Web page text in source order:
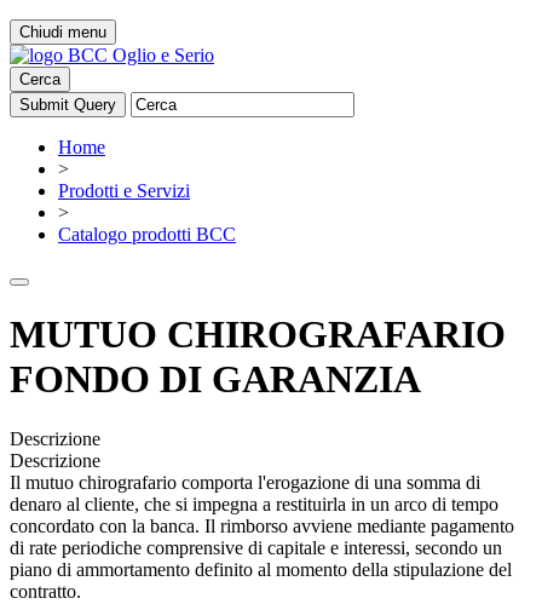
Chiudi menu
Cerca
Home
>
Prodotti e Servizi
>
Catalogo prodotti BCC
MUTUO CHIROGRAFARIO
FONDO DI GARANZIA
Descrizione
Descrizione
Il mutuo chirografario comporta l'erogazione di una somma di
denaro al cliente, che si impegna a restituirla in un arco di tempo
concordato con la banca. Il rimborso avviene mediante pagamento
di rate periodiche comprensive di capitale e interessi, secondo un
piano di ammortamento definito al momento della stipulazione del
contratto.